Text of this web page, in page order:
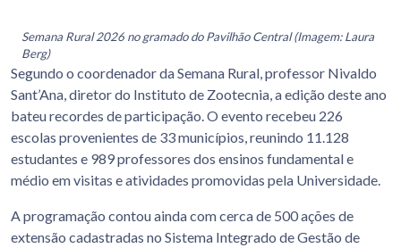
Semana Rural 2026 no gramado do Pavilhão Central (Imagem: Laura
Berg)
Segundo o coordenador da Semana Rural, professor Nivaldo
Sant’Ana, diretor do Instituto de Zootecnia, a edição deste ano
bateu recordes de participação. O evento recebeu 226
escolas provenientes de 33 municípios, reunindo 11.128
estudantes e 989 professores dos ensinos fundamental e
médio em visitas e atividades promovidas pela Universidade.
A programação contou ainda com cerca de 500 ações de
extensão cadastradas no Sistema Integrado de Gestão de